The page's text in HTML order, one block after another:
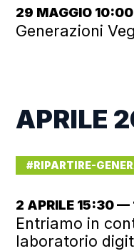
29 MAGGIO
Generazioni
APRILE
#RIPARTIRE-
2 APRILE 15:30 —
Entriamo in
laboratorio